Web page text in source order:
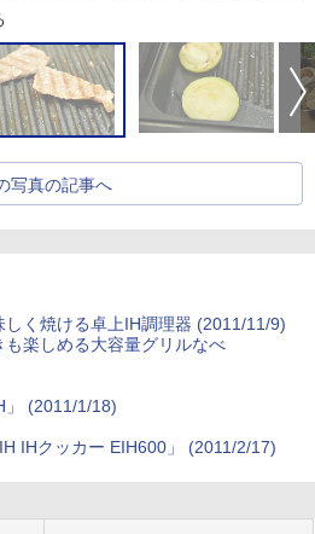
写真の記事へ
く焼ける卓上IH調理器 (2011/11/9)
楽しめる大容量グリルなべ
」 (2011/1/18)
IHクッカー EIH600」 (2011/2/17)